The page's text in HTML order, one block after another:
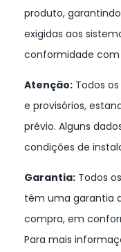
produto,
exigidas aos
conformidade com
Atenção: Todos
e provisórios,
prévio. Alguns
condições de
Garantia: Todos
têm uma garantia
compra, em
Para mais